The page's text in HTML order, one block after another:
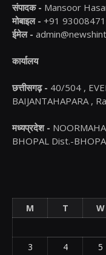
संपादक - Mansoor
मोबाइल - +91
ईमेल -
कार्यालय
छत्तीसगढ़ - 40/504 ,
BAIJANTAHAPARA ,
मध्यप्रदेश -
BHOPAL Dist.-
M
T W
3
4 5